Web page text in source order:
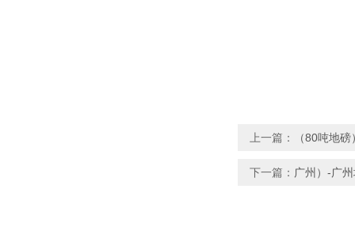
上一篇： （80吨地
下一篇： 广州）-广